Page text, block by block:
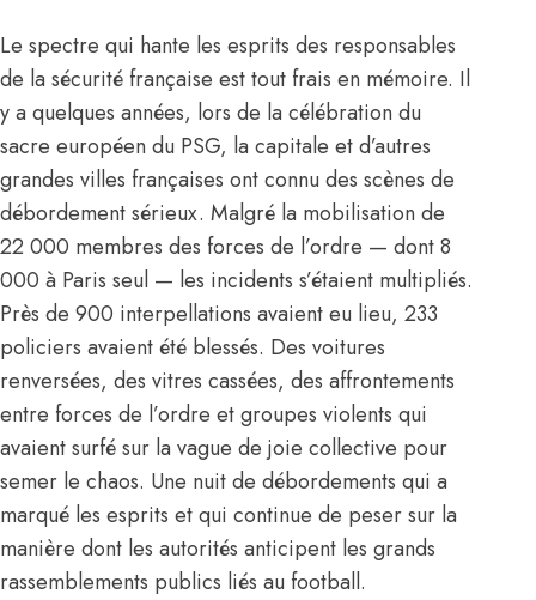
Le spectre qui hante les esprits des responsables
de la sécurité française est tout frais en mémoire. Il
y a quelques années, lors de la célébration du
sacre européen du PSG, la capitale et d’autres
grandes villes françaises ont connu des scènes de
débordement sérieux. Malgré la mobilisation de
22 000 membres des forces de l’ordre — dont 8
000 à Paris seul — les incidents s’étaient multipliés.
Près de 900 interpellations avaient eu lieu, 233
policiers avaient été blessés. Des voitures
renversées, des vitres cassées, des affrontements
entre forces de l’ordre et groupes violents qui
avaient surfé sur la vague de joie collective pour
semer le chaos. Une nuit de débordements qui a
marqué les esprits et qui continue de peser sur la
manière dont les autorités anticipent les grands
rassemblements publics liés au football.